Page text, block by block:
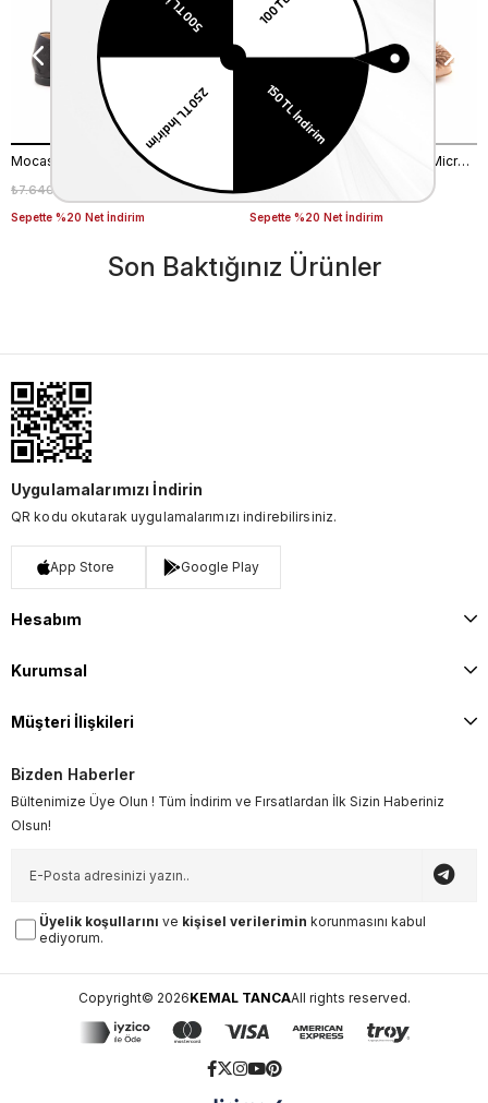
₺7.640,00
Sepette %20 Net İndirim
Mocassini Kadın Rugan Deri Microlight Taban Bej Parlak Babet Ayakkabı
₺7.640,00
Sepette %20 Net İndirim
Son Baktığınız Ürünler
Uygulamalarımızı İndirin
QR kodu okutarak uygulamalarımızı indirebilirsiniz.
App Store Google Play
Hesabım
Kurumsal
Müşteri İlişkileri
Bizden Haberler
Bültenimize Üye Olun ! Tüm İndirim ve Fırsatlardan İlk Sizin Haberiniz
Olsun!
Üyelik koşullarını ve kişisel verilerimin korunmasını kabul
ediyorum.
Copyright© 2026KEMAL TANCAAll rights reserved.